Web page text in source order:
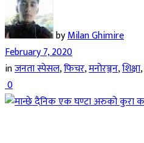
byMilan Ghimire
February 7, 2020
inजनता स्पेसल,फिचर,मनोरञ्जन,शिक्षा,
0